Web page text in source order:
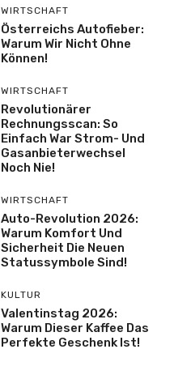
WIRTSCHAFT
Österreichs Autofieber:
Warum Wir Nicht Ohne
Können!
WIRTSCHAFT
Revolutionärer
Rechnungsscan: So
Einfach War Strom- Und
Gasanbieterwechsel
Noch Nie!
WIRTSCHAFT
Auto-Revolution 2026:
Warum Komfort Und
Sicherheit Die Neuen
Statussymbole Sind!
KULTUR
Valentinstag 2026:
Warum Dieser Kaffee Das
Perfekte Geschenk Ist!